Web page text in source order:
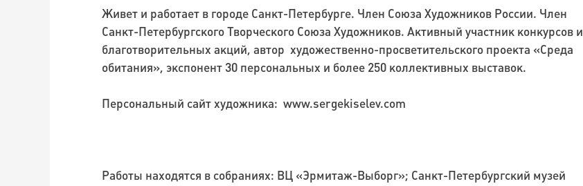
Живет и работает в городе Санкт-Петербурге. Член Союза Художников России. Член
Санкт-Петербургского Творческого Союза Художников. Активный участник конкурсов и
благотворительных акций, автор художественно-просветительского проекта «Среда
обитания», экспонент 30 персональных и более 250 коллективных выставок.
Персональный сайт художника: www.sergekiselev.com
Работы находятся в собраниях: ВЦ «Эрмитаж-Выборг»; Санкт-Петербургский музей